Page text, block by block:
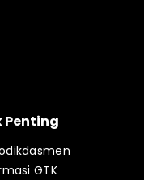
Penting
GTK